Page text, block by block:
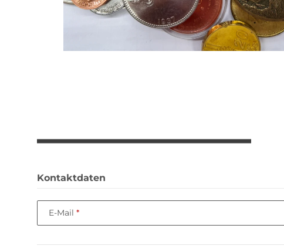
Kontaktdaten
E-Mail